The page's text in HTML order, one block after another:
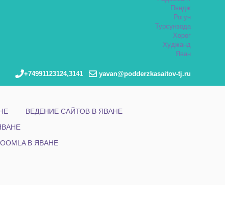
Пяндж
Рогун
Турсунзода
Хорог
Худжанд
Яван
+74991123124,3141 yavan@podderzkasaitov-tj.ru
ВЕДЕНИЕ САЙТОВ В ЯВАНЕ
В ЯВАНЕ